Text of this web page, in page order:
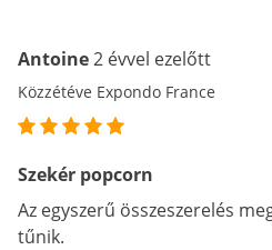
Antoine2 évvel ezelőtt
Közzétéve Expondo France
Szekér popcorn
Az egyszerű összeszerelés
tűnik.